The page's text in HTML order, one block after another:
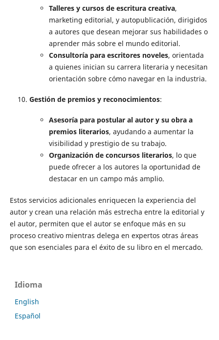
Talleres y cursos de escritura creativa,
marketing editorial, y autopublicación, dirigidos
a autores que desean mejorar sus habilidades o
aprender más sobre el mundo editorial.
Consultoría para escritores noveles, orientada
a quienes inician su carrera literaria y necesitan
orientación sobre cómo navegar en la industria.
Gestión de premios y reconocimientos:
Asesoría para postular al autor y su obra a
premios literarios, ayudando a aumentar la
visibilidad y prestigio de su trabajo.
Organización de concursos literarios, lo que
puede ofrecer a los autores la oportunidad de
destacar en un campo más amplio.
Estos servicios adicionales enriquecen la experiencia del
autor y crean una relación más estrecha entre la editorial y
el autor, permiten que el autor se enfoque más en su
proceso creativo mientras delega en expertos otras áreas
que son esenciales para el éxito de su libro en el mercado.
Idioma
English
Español